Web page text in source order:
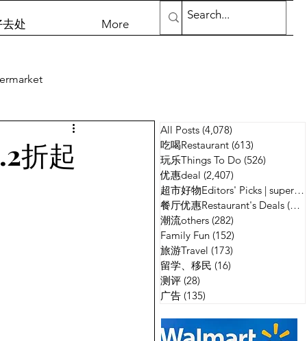
处 More
广告
折起
All Posts (4,078)
吃喝Restaurant (613)
玩乐Things To Do (526)
优惠deal (2,407)
超市好物Editors' Picks | supermarket
餐厅优惠Restaurant's Deals (134)
潮流others (282)
Family Fun (152)
旅游Travel (173)
留学、移民 (16)
测评 (28)
广告 (135)